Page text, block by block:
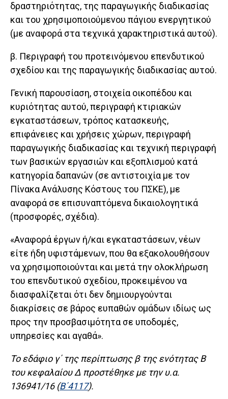
δραστηριότητας, της παραγωγικής διαδικασίας
και του χρησιμοποιούμενου πάγιου ενεργητικού
(με αναφορά στα τεχνικά χαρακτηριστικά αυτού).
β. Περιγραφή του προτεινόμενου επενδυτικού
σχεδίου και της παραγωγικής διαδικασίας αυτού.
Γενική παρουσίαση, στοιχεία οικοπέδου και
κυριότητας αυτού, περιγραφή κτιριακών
εγκαταστάσεων, τρόπος κατασκευής,
επιφάνειες και χρήσεις χώρων, περιγραφή
παραγωγικής διαδικασίας και τεχνική περιγραφή
των βασικών εργασιών και εξοπλισμού κατά
κατηγορία δαπανών (σε αντιστοιχία με τον
Πίνακα Ανάλυσης Κόστους του ΠΣΚΕ), με
αναφορά σε επισυναπτόμενα δικαιολογητικά
(προσφορές, σχέδια).
«Αναφορά έργων ή/και εγκαταστάσεων, νέων
είτε ήδη υφιστάμενων, που θα εξακολουθήσουν
να χρησιμοποιούνται και μετά την ολοκλήρωση
του επενδυτικού σχεδίου, προκειμένου να
διασφαλίζεται ότι δεν δημιουργούνται
διακρίσεις σε βάρος ευπαθών ομάδων ιδίως ως
προς την προσβασιμότητα σε υποδομές,
υπηρεσίες και αγαθά».
Το εδάφιο γ΄ της περίπτωσης β της ενότητας Β
του κεφαλαίου Δ προστέθηκε με την υ.α.
136941/16 (Β΄4117).